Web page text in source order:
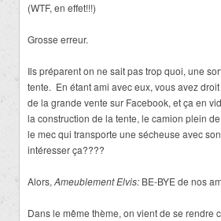
(WTF, en effet!!!)
Grosse erreur.
Ils préparent on ne sait pas trop quoi, une
tente. En étant ami avec eux, vous avez
de la grande vente sur Facebook, et ça en
la construction de la tente, le camion plein
le mec qui transporte une sécheuse avec
intéresser ça????
Alors, Ameublement Elvis: BE-BYE de nos
Dans le même thème, on vient de se rendre